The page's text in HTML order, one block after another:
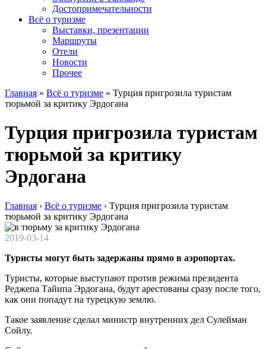
Достопримечательности
Всё о туризме
Выставки, презентации
Маршруты
Отели
Новости
Прочее
Главная » Всё о туризме » Турция пригрозила туристам
тюрьмой за критику Эрдогана
Турция пригрозила туристам
тюрьмой за критику
Эрдогана
Главная › Всё о туризме › Турция пригрозила туристам
тюрьмой за критику Эрдогана
2019-03-14
Туристы могут быть задержаны прямо в аэропортах.
Туристы, которые выступают против режима президента
Реджепа Тайипа Эрдогана, будут арестованы сразу после того,
как они попадут на турецкую землю.
Такое заявление сделал министр внутренних дел Сулейман
Сойлу.